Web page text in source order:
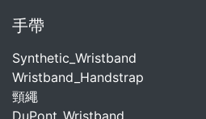
手帶
Synthetic_Wristband
Wristband_Handstrap
頸繩